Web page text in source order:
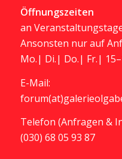
Öffnungszeiten
an
Ansonsten nur auf
Mo.| Di.| Do.| Fr.|
E-Mail:
Telefon (Anfragen &
(030) 68 05 93 87